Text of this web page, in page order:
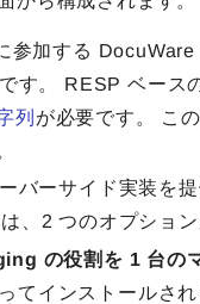
加する DocuWare
す。 RESP ベース
列 が必要です。 こ
バーサイド実装を
、2 つのオプション
の役割を 1 台の
てインストールさ